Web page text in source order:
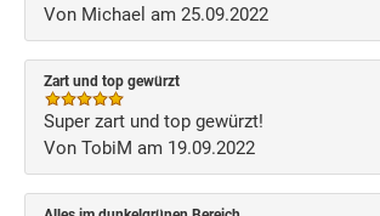
Von Michael am 25.09.2022
Zart und top gewürzt
Super zart und top gewürzt!
Von TobiM am 19.09.2022